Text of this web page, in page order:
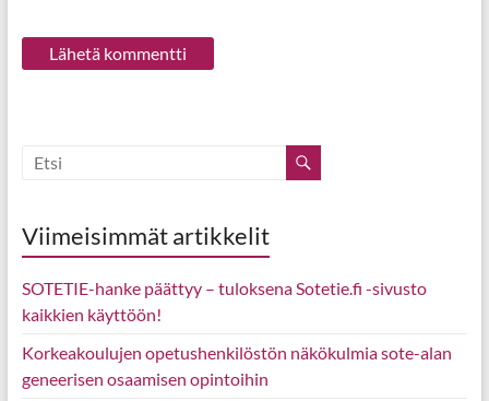
Viimeisimmät artikkelit
SOTETIE-hanke päättyy – tuloksena Sotetie.fi -sivusto
kaikkien käyttöön!
Korkeakoulujen opetushenkilöstön näkökulmia sote-alan
geneerisen osaamisen opintoihin